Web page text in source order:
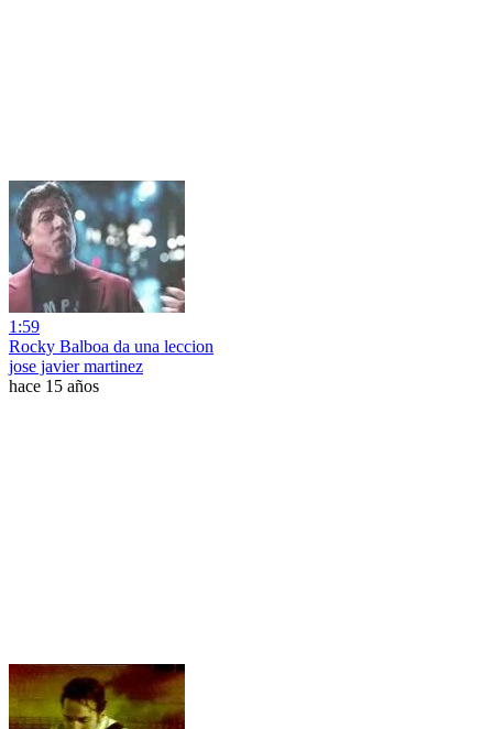
1:59
Rocky Balboa da una leccion
jose javier martinez
hace 15 años